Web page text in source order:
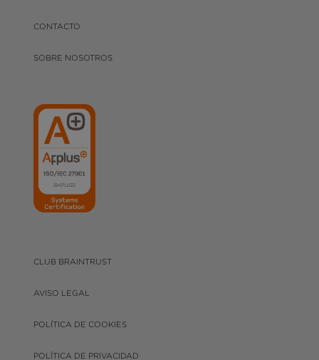
CONTACTO
SOBRE NOSOTROS
CLUB BRAINTRUST
AVISO LEGAL
POLÍTICA DE COOKIES
POLÍTICA DE PRIVACIDAD